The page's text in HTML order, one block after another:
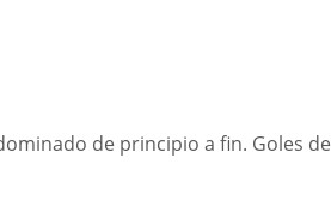
de principio a fin. Goles